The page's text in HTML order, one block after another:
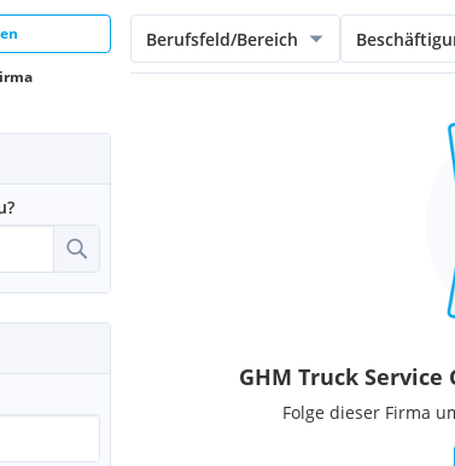
Berufsfeld/Bereich
GHM Truck
Folge dieser Firma